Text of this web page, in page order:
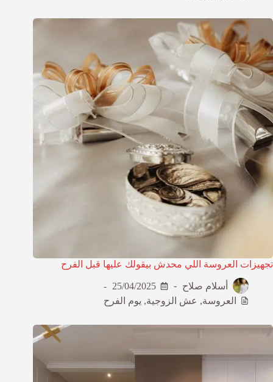
تجهيزات العروسة اللي محدش بيقولك عليها قبل الفرح
أسلام صلاح
25/04/2025
العروسة, عش الزوجية, يوم الفرح